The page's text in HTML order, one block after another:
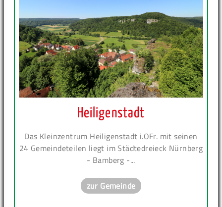
Heiligenstadt
Das Kleinzentrum Heiligenstadt i.OFr. mit seinen
24 Gemeindeteilen liegt im Städtedreieck Nürnberg
- Bamberg -...
zur Gemeinde